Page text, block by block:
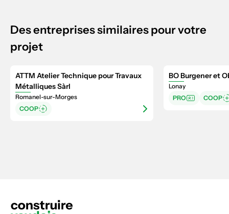
Des entreprises similaires pour votre
projet
ATTM Atelier Technique pour Travaux
Métalliques Sàrl
Romanel-sur-Morges
COOP
BO Burgener et
Lonay
PRO
COOP